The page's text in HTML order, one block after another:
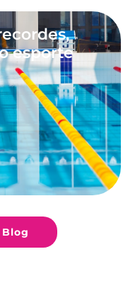
esporte